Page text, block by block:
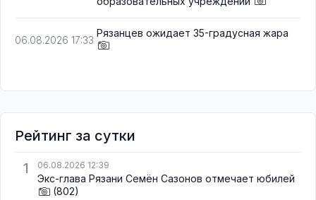
06.08.2026 17:33
Рязанцев ожидает 35-градусная жара
Рейтинг за сутки
1
06.08.2026 12:39
Экс-глава Рязани Семён Сазонов отмечает юбилей
(802)